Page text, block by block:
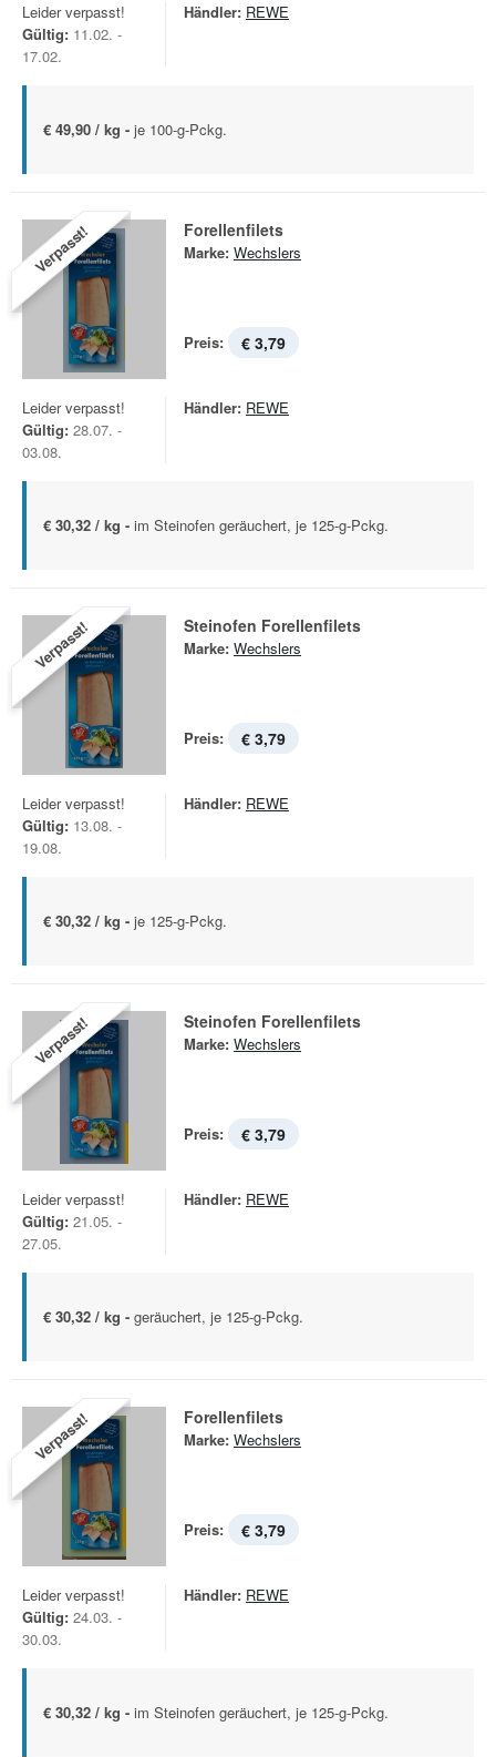
Leider verpasst!
Gültig: 11.02. -
17.02.
Händler: REWE
€ 49,90 / kg - je 100-g-Pckg.
Verpasst! Forellenfilets
Marke: Wechslers
Preis: € 3,79
Leider verpasst!
Gültig: 28.07. -
03.08.
Händler: REWE
€ 30,32 / kg - im Steinofen geräuchert, je 125-g-Pckg.
Verpasst! Steinofen Forellenfilets
Marke: Wechslers
Preis: € 3,79
Leider verpasst!
Gültig: 13.08. -
19.08.
Händler: REWE
€ 30,32 / kg - je 125-g-Pckg.
Verpasst! Steinofen Forellenfilets
Marke: Wechslers
Preis: € 3,79
Leider verpasst!
Gültig: 21.05. -
27.05.
Händler: REWE
€ 30,32 / kg - geräuchert, je 125-g-Pckg.
Verpasst! Forellenfilets
Marke: Wechslers
Preis: € 3,79
Leider verpasst!
Gültig: 24.03. -
30.03.
Händler: REWE
€ 30,32 / kg - im Steinofen geräuchert, je 125-g-Pckg.